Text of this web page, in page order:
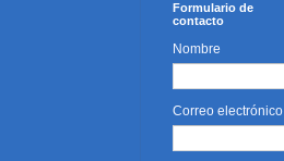
Formulario de
contacto
Nombre
Correo electrónico